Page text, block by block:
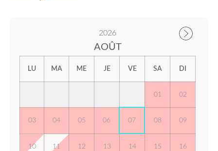
2026
AOÛT
LU MA ME JE VE SA DI
01 02
03 04 05 06 07 08 09
10 11 12 13 14 15 16